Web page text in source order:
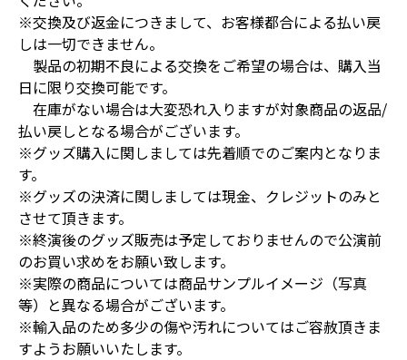
※交換及び返金につきまして、お客様都合による払い戻
しは一切できません。
製品の初期不良による交換をご希望の場合は、購入当
日に限り交換可能です。
在庫がない場合は大変恐れ入りますが対象商品の返品/
払い戻しとなる場合がございます。
※グッズ購入に関しましては先着順でのご案内となりま
す。
※グッズの決済に関しましては現金、クレジットのみと
させて頂きます。
※終演後のグッズ販売は予定しておりませんので公演前
のお買い求めをお願い致します。
※実際の商品については商品サンプルイメージ（写真
等）と異なる場合がございます。
※輸入品のため多少の傷や汚れについてはご容赦頂きま
すようお願いいたします。